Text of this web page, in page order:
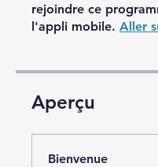
rejoindre ce
l'appli mobile. Aller
Aperçu
Bienvenue